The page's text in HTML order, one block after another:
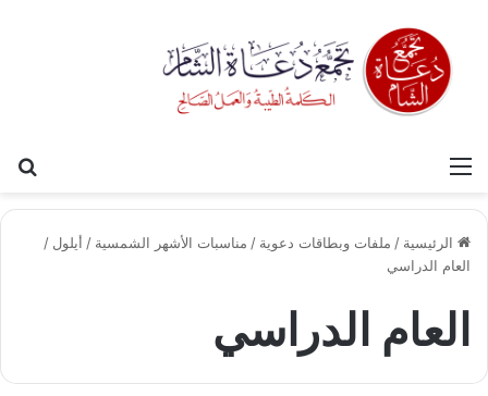
القائمة
الرئيسية / ملفات وبطاقات دعوية / مناسبات الأشهر الشمسية / أيلول /
العام الدراسي
العام الدراسي